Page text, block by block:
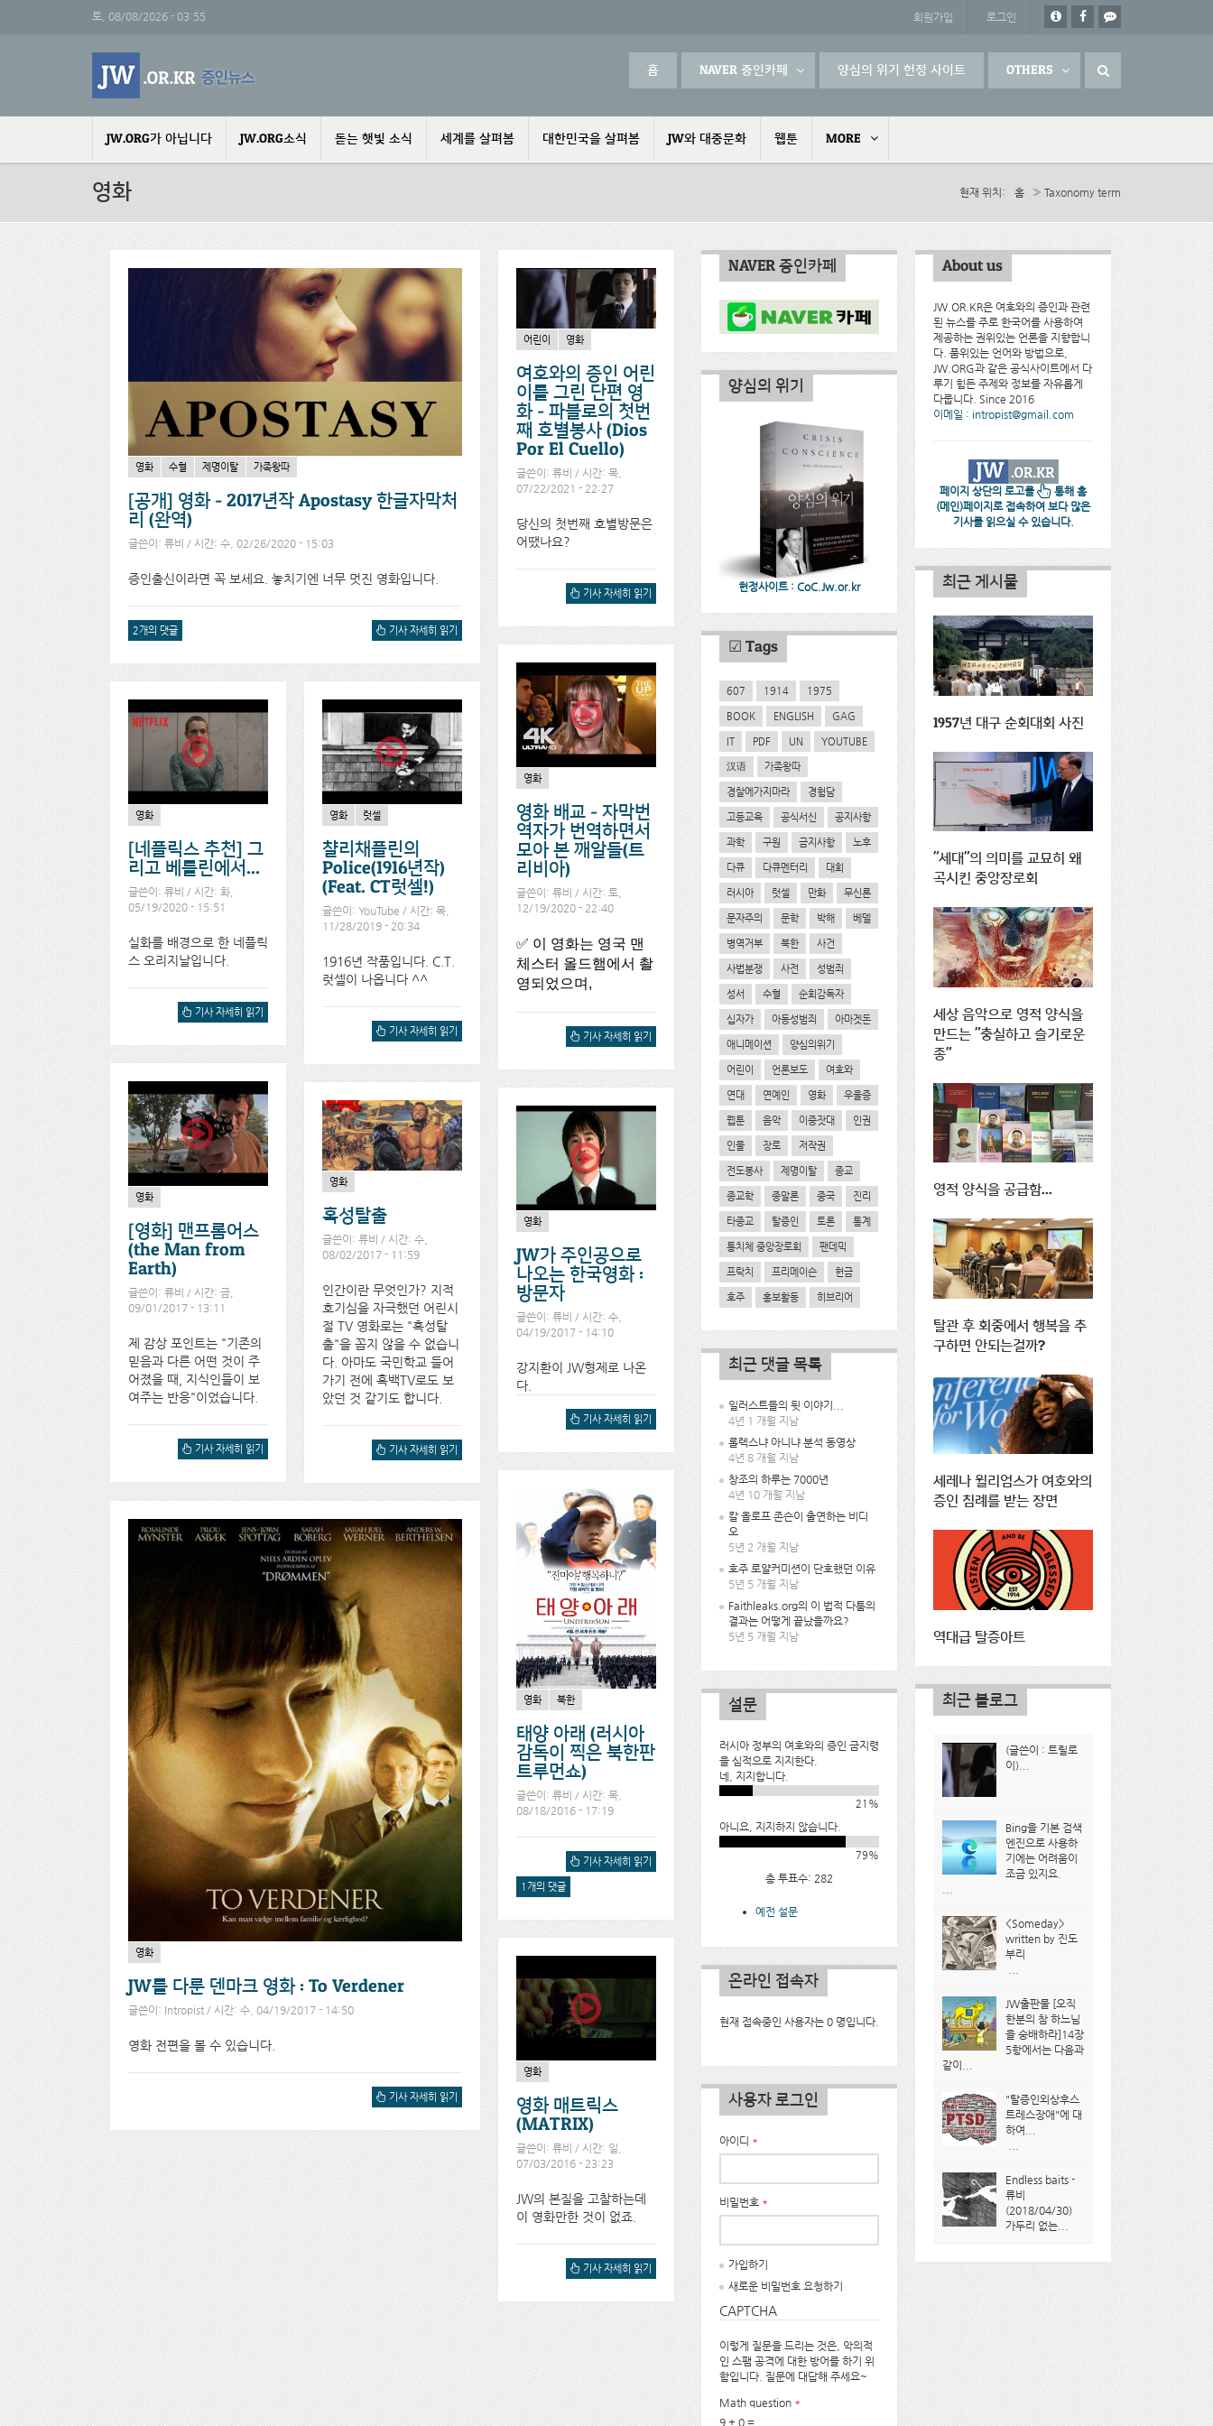
주요 콘텐츠로 건너뛰기토, 08/08/2026 - 03:55 회원가입 로그인
홈 NAVER 증인카페 양심의 위기 헌정 사이트 OTHERS
JW.ORG가 아닙니다 JW.ORG소식 돋는 햇빛 소식 세계를 살펴봄 대한민국을 살펴봄 JW와 대중문화 웹툰 MORE
영화 현재 위치 홈 » Taxonomy term
영화 수혈 제명이탈 가족왕따
[공개] 영화 - 2017년작 Apostasy 한글자막처
리 (완역)
글쓴이: 류비 / 시간: 수, 02/26/2020 - 15:03
증인출신이라면 꼭 보세요. 놓치기엔 너무 멋진 영화입니다.
[공개] 영화 - 2017년작
APOSTASY 한글자막처리
기사 자세히 읽기
2개의 댓글
어린이 영화
여호와의 증인 어린
이를 그린 단편 영
화 - 파블로의 첫번
째 호별봉사 (Dios
Por El Cuello)
글쓴이: 류비 / 시간: 목,
07/22/2021 - 22:27
당신의 첫번째 호별방문은
어땠나요?
여호와의 증인 어린이를 그
린 단편 영화 - 파블로의 첫
EL CUELLO)에 대해서
기사 자세히 읽기
영화
영화 배교 - 자막번
역자가 번역하면서
모아 본 깨알들(트
리비아)
글쓴이: 류비 / 시간: 토,
12/19/2020 - 22:40
✅ 이 영화는 영국 맨
체스터 올드햄에서 촬
영되었으며,
영화 배교 - 자막번역자가
번역하면서 모아 본 깨알들
기사 자세히 읽기
영화
[네플릭스 추천] 그
리고 베를린에서...
글쓴이: 류비 / 시간: 화,
05/19/2020 - 15:51
실화를 배경으로 한 네플릭
스 오리지날입니다.
[네플릭스 추천] 그리고 베
를린에서...에 대해서
기사 자세히 읽기
영화 럿셀
챨리채플린의
Police(1916년작)
(Feat. CT럿셀!)
글쓴이: YouTube / 시간: 목,
11/28/2019 - 20:34
1916년 작품입니다. C.T.
럿셀이 나옵니다 ^^
챨리채플린의
POLICE(1916년작)
기사 자세히 읽기
영화
[영화] 맨프롬어스
(the Man from
Earth)
글쓴이: 류비 / 시간: 금,
09/01/2017 - 13:11
제 감상 포인트는 "기존의
믿음과 다른 어떤 것이 주
어졌을 때, 지식인들이 보
여주는 반응"이었습니다.
[영화] 맨프롬어스(THE
MAN FROM EARTH)에
기사 자세히 읽기
영화
혹성탈출
글쓴이: 류비 / 시간: 수,
08/02/2017 - 11:59
인간이란 무엇인가? 지적
호기심을 자극했던 어린시
절 TV 영화로는 "혹성탈
출"을 꼽지 않을 수 없습니
다. 아마도 국민학교 들어
가기 전에 흑백TV로도 보
았던 것 같기도 합니다.
혹성탈출에 대해서
기사 자세히 읽기
영화
JW를 다룬 덴마크 영화 : To Verdener
글쓴이: Intropist / 시간: 수, 04/19/2017 - 14:50
영화 전편을 볼 수 있습니다.
JW를 다룬 덴마크 영화 :
TO VERDENER에 대해서
기사 자세히 읽기
영화
JW가 주인공으로
나오는 한국영화 :
방문자
글쓴이: 류비 / 시간: 수,
04/19/2017 - 14:10
강지환이 JW형제로 나온
다.
JW가 주인공으로 나오는 한
국영화 : 방문자에 대해서
기사 자세히 읽기
영화 북한
태양 아래 (러시아
감독이 찍은 북한판
트루먼쇼)
글쓴이: 류비 / 시간: 목,
08/18/2016 - 17:19
태양 아래 (러시아 감독이
찍은 북한판 트루먼쇼)에 대
기사 자세히 읽기
1개의 댓글
영화
영화 매트릭스
(MATRIX)
글쓴이: 류비 / 시간: 일,
07/03/2016 - 23:23
JW의 본질을 고찰하는데
이 영화만한 것이 없죠.
영화 매트릭스(MATRIX)에
대해서
기사 자세히 읽기
NAVER 증인카페 About us
JW.OR.KR은 여호와의 증인과 관련
된 뉴스를 주로 한국어를 사용하여
제공하는 권위있는 언론을 지향합니
다. 품위있는 언어와 방법으로,
JW.ORG과 같은 공식사이트에서 다
루기 힘든 주제와 정보를 자유롭게
다룹니다. Since 2016
이메일 : intropist@gmail.com
페이지 상단의 로고를
통해 홈
(메인)페이지로 접속하여 보다 많은
기사를 읽으실 수 있습니다.
양심의 위기
헌정사이트 : CoC.Jw.or.kr 최근 게시물
1957년 대구 순회대회 사진
"세대"의 의미를 교묘히 왜
곡시킨 중앙장로회
세상 음악으로 영적 양식을
만드는 "충실하고 슬기로운
종"
영적 양식을 공급함...
탈관 후 회중에서 행복을 추
구하면 안되는걸까?
세레나 윌리엄스가 여호와의
증인 침례를 받는 장면
역대급 탈증아트
☑ Tags
607 1914 1975
BOOK ENGLISH GAG
IT PDF UN YOUTUBE
汉语 가족왕따
경찰에가지마라 경험담
고등교육 공식서신 공지사항
과학 구원 금지사항 노후
다큐 다큐멘터리 대회
러시아 럿셀 만화 무신론
문자주의 문학 박해 베델
병역거부 북한 사건
사법분쟁 사전 성범죄
성서 수혈 순회감독자
십자가 아동성범죄 아마겟돈
애니메이션 양심의위기
어린이 언론보도 여호와
연대 연예인 영화 우울증
웹툰 음악 이중잣대 인권
인물 장로 저작권
전도봉사 제명이탈 종교
종교학 종말론 중국 진리
타종교 탈증인 토론 통계
통치체 중앙장로회 팬데믹
프락치 프리메이슨 헌금
호주 홍보활동 히브리어
최근 댓글 목록
일러스트들의 뒷 이야기...
4년 1 개월 지남
롤렉스냐 아니냐 분석 동영상
4년 8 개월 지남
창조의 하루는 7000년
4년 10 개월 지남
칼 올로프 존슨이 출연하는 비디
오
5년 2 개월 지남
호주 로얄커미션이 단호했던 이유
5년 5 개월 지남
Faithleaks.org의 이 법적 다툼의
결과는 어떻게 끝났을까요?
5년 5 개월 지남
최근 블로그
(글쓴이 : 트릴로
이)...
Bing을 기본 검색
엔진으로 사용하
기에는 어려움이
조금 있지요.
<Someday>
written by 진도
부리
JW출판물 [오직
한분의 참 하느님
을 숭배하라]14장
5항에서는 다음과
같이...
"탈증인외상후스
트레스장애"에 대
하여...
Endless baits -
류비
(2018/04/30)
가두리 없는...
설문
러시아 정부의 여호와의 증인 금지령
을 심적으로 지지한다.
네, 지지합니다.
21%
아니요, 지지하지 않습니다.
79%
총 투표수: 282
예전 설문
온라인 접속자
현재 접속중인 사용자는 0 명입니다.
사용자 로그인
아이디 *
비밀번호 *
가입하기
새로운 비밀번호 요청하기
CAPTCHA
이렇게 질문을 드리는 것은, 악의적
인 스팸 공격에 대한 방어를 하기 위
함입니다. 질문에 대답해 주세요~
Math question *
9 + 0 =